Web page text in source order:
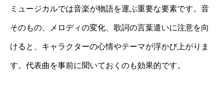
ミュージカルでは音楽が物語を運ぶ重要な要素です。音
そのもの、メロディの変化、歌詞の言葉遣いに注意を向
けると、キャラクターの心情やテーマが浮かび上がりま
す。代表曲を事前に聞いておくのも効果的です。